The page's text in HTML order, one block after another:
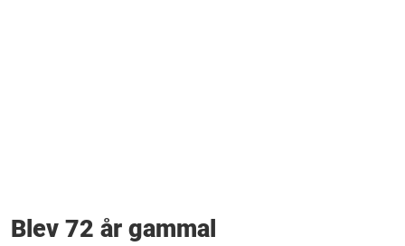
Blev 72 år gammal